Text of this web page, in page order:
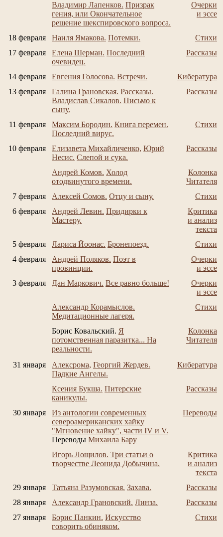
Владимир Лапенков. Призрак
гения, или Окончательное
решение шекспировского вопроса.
Очерки
и эссе
18 февраля Наиля Ямакова. Потемки.
Стихи
17 февраля
Елена Шерман. Последний
очевидец.
Рассказы
14 февраля Евгения Голосова. Встречи.
Кибература
13 февраля
Галина Грановская. Рассказы.
Владислав Сикалов. Письмо к
сыну.
Рассказы
11 февраля Максим Бородин. Книга перемен.
Последний вирус.
Стихи
10 февраля Елизавета Михайличенко, Юрий
Несис. Слепой и сука.
Рассказы
Андрей Комов. Холод
отодвинутого времени.
Колонка
Читателя
7 февраля
Алексей Сомов. Отцу и сыну.
Стихи
6 февраля
Андрей Левин. Придирки к
Мастеру.
Критика
и анализ
текста
5 февраля
Лариса Йоонас. Бронепоезд.
Стихи
4 февраля
Андрей Поляков. Поэт в
провинции.
Очерки
и эссе
3 февраля
Дан Маркович. Все равно больше!
Очерки
и эссе
Александр Корамыслов.
Медитационные лагеря.
Стихи
Борис Ковальский. Я
потомственная паразитка... На
реальности.
Колонка
Читателя
31 января Алексрома, Георгий Жердев.
Падкие Ангелы.
Кибература
Ксения Букша. Питерские
каникулы.
Рассказы
30 января
Из антологии современных
североамериканских хайку
"Мгновение хайку", части IV и V.
Переводы Михаила Бару
Переводы
Игорь Лощилов. Три статьи о
творчестве Леонида Добычина.
Критика
и анализ
текста
29 января
Татьяна Разумовская. Захава.
Рассказы
28 января
Александр Грановский. Линза.
Рассказы
27 января
Борис Панкин. Искусство
говорить обиняком.
Стихи